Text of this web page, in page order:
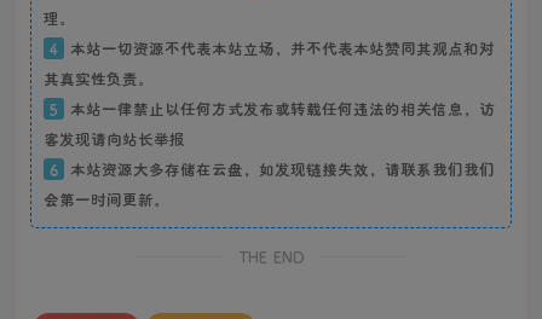
理。
4
本站一切资源不代表本站立场，并不代表本站赞同其观点和对
其真实性负责。
5
本站一律禁止以任何方式发布或转载任何违法的相关信息，访
客发现请向站长举报
6
本站资源大多存储在云盘，如发现链接失效，请联系我们我们
会第一时间更新。
THE END